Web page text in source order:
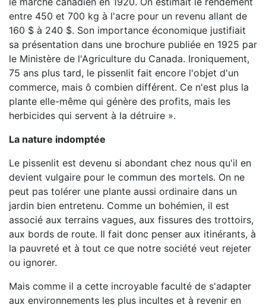
entre 450 et 700 kg à l'acre pour un revenu allant de
160 $ à 240 $. Son importance économique justifiait
sa présentation dans une brochure publiée en 1925 par
le Ministère de l'Agriculture du Canada. Ironiquement,
75 ans plus tard, le pissenlit fait encore l'objet d'un
commerce, mais ô combien différent. Ce n'est plus la
plante elle-même qui génère des profits, mais les
herbicides qui servent à la détruire ».
La nature indomptée
Le pissenlit est devenu si abondant chez nous qu'il en
devient vulgaire pour le commun des mortels. On ne
peut pas tolérer une plante aussi ordinaire dans un
jardin bien entretenu. Comme un bohémien, il est
associé aux terrains vagues, aux fissures des trottoirs,
aux bords de route. Il fait donc penser aux itinérants, à
la pauvreté et à tout ce que notre société veut rejeter
ou ignorer.
Mais comme il a cette incroyable faculté de s'adapter
aux environnements les plus incultes et à revenir en